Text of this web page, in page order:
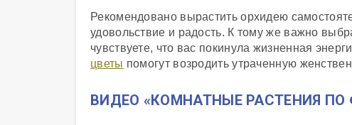
Рекомендовано вырастить орхидею
удовольствие и радость. К тому же важно
чувствуете, что вас покинула жизненная
цветы помогут возродить утраченную
ВИДЕО «КОМНАТНЫЕ РАСТЕНИЯ ПО